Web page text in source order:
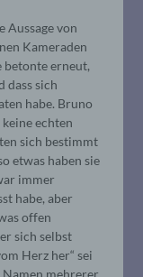
Aussage von
Kameraden
betonte erneut,
dass sich
habe. Bruno
echten
sich bestimmt
etwas haben sie
immer
habe, aber
offen
sich selbst
Herz her“ sei
mehrerer